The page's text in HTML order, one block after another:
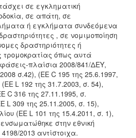
σε εγκληματική
σε απάτη, σε
ή εγκλήματα συνδεόμενα
, σε νομιμοποίηση
δραστηριότητες ή
τρομοκρατίας όπως αυτά
πλαίσια 2008/841/ΔΕΥ,
σ.42), (ΕΕ C 195 της 25.6.1997,
L 192 της 31.7.2003, σ. 54),
C 316 της 27.11.1995, σ.
L 309 της 25.11.2005, σ. 15),
(ΕΕ L 101 της 15.4.2011, σ. 1),
στην εθνική
2013 αντίστοιχα.